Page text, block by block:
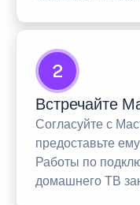
2
Встречайте
Согласуйте с
предоставьте
Работы по
домашнего ТВ